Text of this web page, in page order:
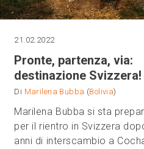
21.02.2022
Pronte, partenza, via:
destinazione Svizzera!
Di Marilena Bubba (Bolivia)
Marilena Bubba si sta
per il rientro in Svizzera
anni di interscambio a